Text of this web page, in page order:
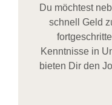
Du möchtest
schnell Geld
Kenntnisse in
bieten Dir den